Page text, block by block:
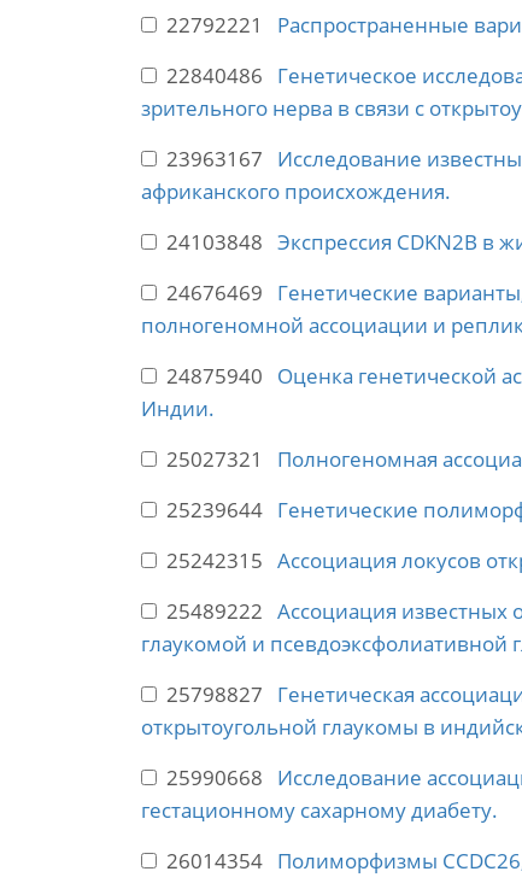
22792221 Распространенные
22840486 Генетическое
зрительного нерва в связи с
23963167 Исследование
африканского происхождения.
24103848 Экспрессия CDKN2B в
24676469 Генетические
полногеномной ассоциации и
24875940 Оценка генетической
Индии.
25027321 Полногеномная
25239644 Генетические
25242315 Ассоциация локусов
25489222 Ассоциация известных
глаукомой и псевдоэксфолиативной
25798827 Генетическая
открытоугольной глаукомы в
25990668 Исследование
гестационному сахарному диабету.
26014354 Полиморфизмы CCDC26,